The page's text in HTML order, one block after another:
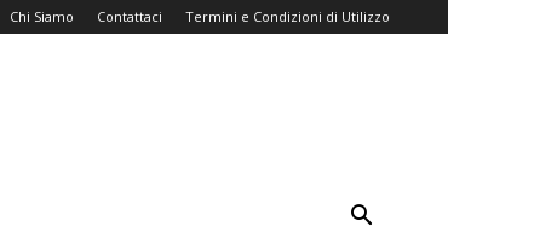
Chi Siamo Contattaci Termini e Condizioni di Utilizzo